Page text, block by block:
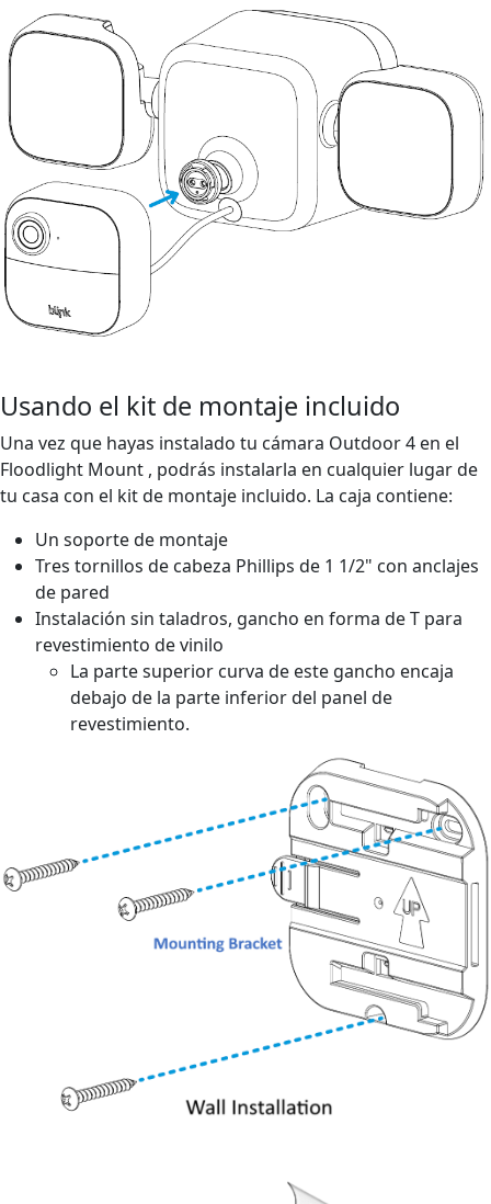
Usando el kit de montaje incluido
Una vez que hayas instalado tu cámara Outdoor 4 en el
Floodlight Mount , podrás instalarla en cualquier lugar de
tu casa con el kit de montaje incluido. La caja contiene:
Un soporte de montaje
Tres tornillos de cabeza Phillips de 1 1/2" con anclajes
de pared
Instalación sin taladros, gancho en forma de T para
revestimiento de vinilo
La parte superior curva de este gancho encaja
debajo de la parte inferior del panel de
revestimiento.